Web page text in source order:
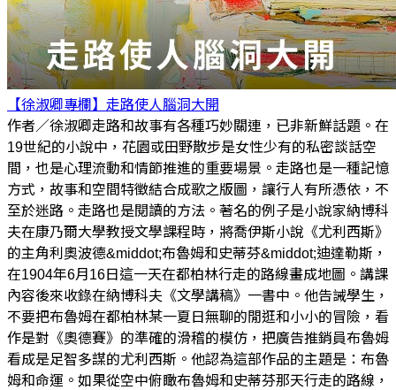
【徐淑卿專欄】走路使人腦洞大開
作者／徐淑卿走路和故事有各種巧妙關連，已非新鮮話題。在
19世紀的小說中，花園或田野散步是女性少有的私密談話空
間，也是心理流動和情節推進的重要場景。走路也是一種記憶
方式，故事和空間特徵結合成歌之版圖，讓行人有所憑依，不
至於迷路。走路也是閱讀的方法。著名的例子是小說家納博科
夫在康乃爾大學教授文學課程時，將喬伊斯小說《尤利西斯》
的主角利奧波德&middot;布魯姆和史蒂芬&middot;迪達勒斯，
在1904年6月16日這一天在都柏林行走的路線畫成地圖。講課
內容後來收錄在納博科夫《文學講稿》一書中。他告誡學生，
不要把布魯姆在都柏林某一夏日無聊的閒逛和小小的冒險，看
作是對《奧德賽》的準確的滑稽的模仿，把廣告推銷員布魯姆
看成是足智多謀的尤利西斯。他認為這部作品的主題是：布魯
姆和命運。如果從空中俯瞰布魯姆和史蒂芬那天行走的路線，